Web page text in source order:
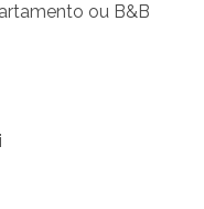
ou B&B